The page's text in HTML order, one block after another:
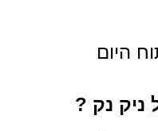
היום
נק ?